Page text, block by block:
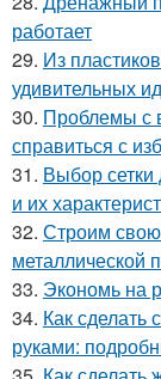
работает
29. Из
удивительных
30. Проблемы с
справиться с
31. Выбор
и их
32. Строим
металлической
33. Экономь на
34. Как сделать
руками: